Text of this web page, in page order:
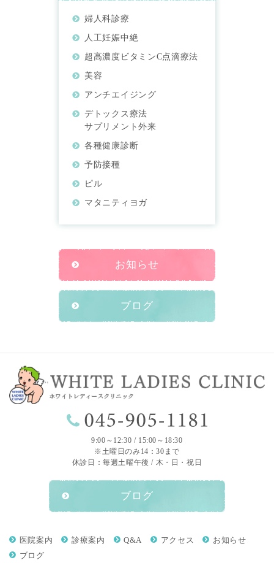
婦人科診療
人工妊娠中絶
超高濃度ビタミンC点滴療法
美容
アンチエイジング
デトックス療法
サプリメント外来
各種健康診断
予防接種
ピル
マタニティヨガ
お知らせ
ブログ
9:00～12:30 / 15:00～18:30
※土曜日のみ14：30まで
休診日：毎週土曜午後 / 木・日・祝日
ブログ
医院案内 診療案内 Q&A アクセス
お知らせ
ブログ